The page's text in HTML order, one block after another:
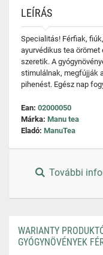
LEÍRÁS
Specialitás! Férfiak,
ayurvédikus tea örömet
szeretik. A
stimulálnak, megfújják
pihenést. Egész nap
Ean: 02000050
Márka: Manu tea
Eladó: ManuTea
További
WARIANTY
GYÓGYNÖVÉNYEK